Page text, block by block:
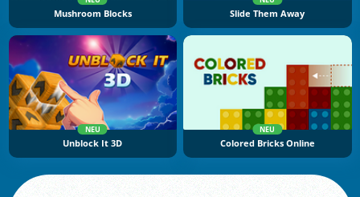
Mushroom Blocks Slide Them Away
NEU
Unblock It 3D
NEU
Colored Bricks Online